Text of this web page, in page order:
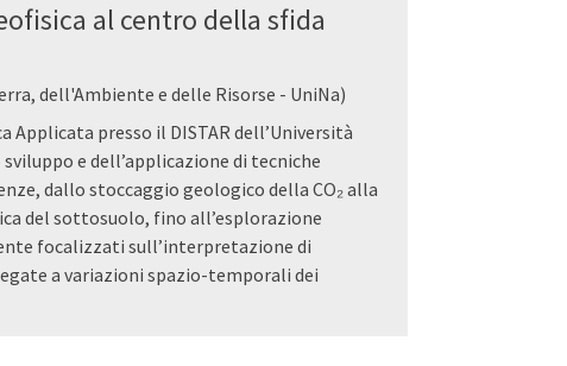
al centro della sfida
dell'Ambiente e delle Risorse - UniNa)
Applicata presso il DISTAR dell’Università
e dell’applicazione di tecniche
dallo stoccaggio geologico della CO₂ alla
del sottosuolo, fino all’esplorazione
focalizzati sull’interpretazione di
a variazioni spazio-temporali dei